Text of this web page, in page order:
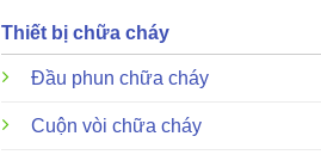
Thiết bị chữa cháy
Đầu phun chữa cháy
Cuộn vòi chữa cháy